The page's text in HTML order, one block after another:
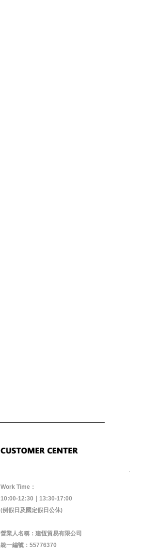
Work Time：
10:00-12:30｜13:30-17:00
(例假日及國定假日公休)
營業人名稱：建恆貿易有限公司
統一編號：55776370